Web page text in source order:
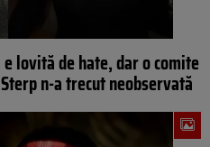
lovită de hate, dar o comite
n-a trecut neobservată